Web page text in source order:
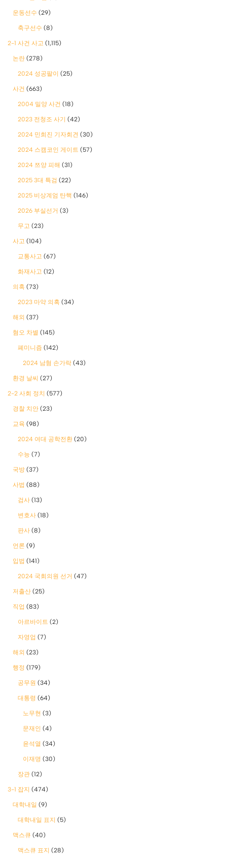
운동선수 (29)
축구선수 (8)
2-1 사건 사고 (1,115)
논란 (278)
2024 성공팔이 (25)
사건 (663)
2004 밀양 사건 (18)
2023 전청조 사기 (42)
2024 민희진 기자회견 (30)
2024 스캠코인 게이트 (57)
2024 쯔양 피해 (31)
2025 3대 특검 (22)
2025 비상계엄 탄핵 (146)
2026 부실선거 (3)
무고 (23)
사고 (104)
교통사고 (67)
화재사고 (12)
의혹 (73)
2023 마약 의혹 (34)
해외 (37)
혐오 차별 (145)
폐미니즘 (142)
2024 남혐 손가락 (43)
환경 날씨 (27)
2-2 사회 정치 (577)
경찰 치안 (23)
교육 (98)
2024 여대 공학전환 (20)
수능 (7)
국방 (37)
사법 (88)
검사 (13)
변호사 (18)
판사 (8)
언론 (9)
입법 (141)
2024 국회의원 선거 (47)
저출산 (25)
직업 (83)
아르바이트 (2)
자영업 (7)
해외 (23)
행정 (179)
공무원 (34)
대통령 (64)
노무현 (3)
문재인 (4)
윤석열 (34)
이재명 (30)
장관 (12)
3-1 잡지 (474)
대학내일 (9)
대학내일 표지 (5)
맥스큐 (40)
맥스큐 표지 (28)